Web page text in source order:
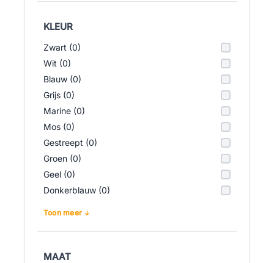
KLEUR
Zwart (0)
Wit (0)
Blauw (0)
Grijs (0)
Marine (0)
Mos (0)
Gestreept (0)
Groen (0)
Geel (0)
Donkerblauw (0)
Toon meer
MAAT